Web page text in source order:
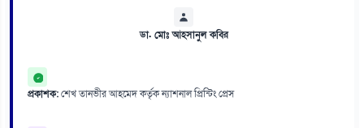
ডা. মোঃ আহসানুল কবির
প্রকাশক:শেখ তানভীর আহমেদ কর্তৃক ন্যাশনাল প্রিন্টিং প্রেস